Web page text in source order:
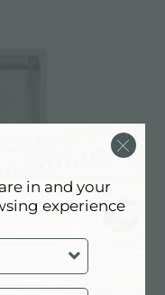
in and your
experience